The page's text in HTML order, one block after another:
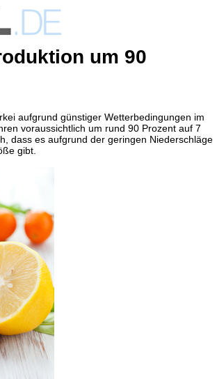
um 90
aufgrund günstiger Wetterbedingungen im
voraussichtlich um rund 90 Prozent auf 7
dass es aufgrund der geringen Niederschläge
gibt.